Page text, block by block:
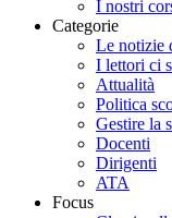
I nostri
Categorie
Le notizie
I lettori ci
Attualità
Politica
Gestire la
Docenti
Dirigenti
ATA
Focus